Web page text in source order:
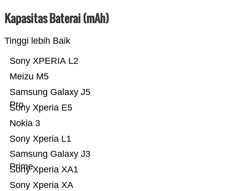
Kapasitas Baterai (mAh)
Tinggi lebih Baik
Sony Xperia XA
Sony Xperia XA1
Samsung Galaxy J3
Prime
Sony Xperia L1
Nokia 3
Sony Xperia E5
Samsung Galaxy J5
Pro
Meizu M5
Sony XPERIA L2